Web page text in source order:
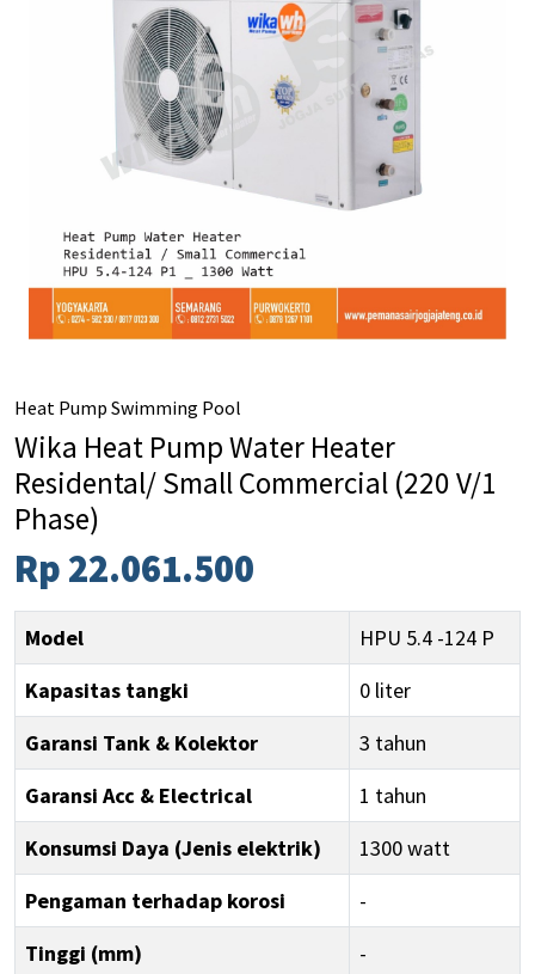
Heat Pump Swimming Pool
Wika Heat Pump Water Heater
Residental/ Small Commercial (220 V/1
Phase)
Rp 22.061.500
Model
HPU 5.4 -124 P
Kapasitas tangki
0 liter
Garansi Tank & Kolektor
3 tahun
Garansi Acc & Electrical
1 tahun
Konsumsi Daya (Jenis elektrik)
1300 watt
Pengaman terhadap korosi
-
Tinggi (mm)
-
Kantor Semarang
Kantor Purwokerto